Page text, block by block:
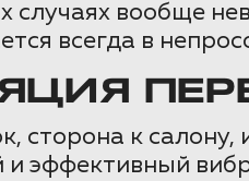
случаях вообще
всегда в
сторона к
и эффективный